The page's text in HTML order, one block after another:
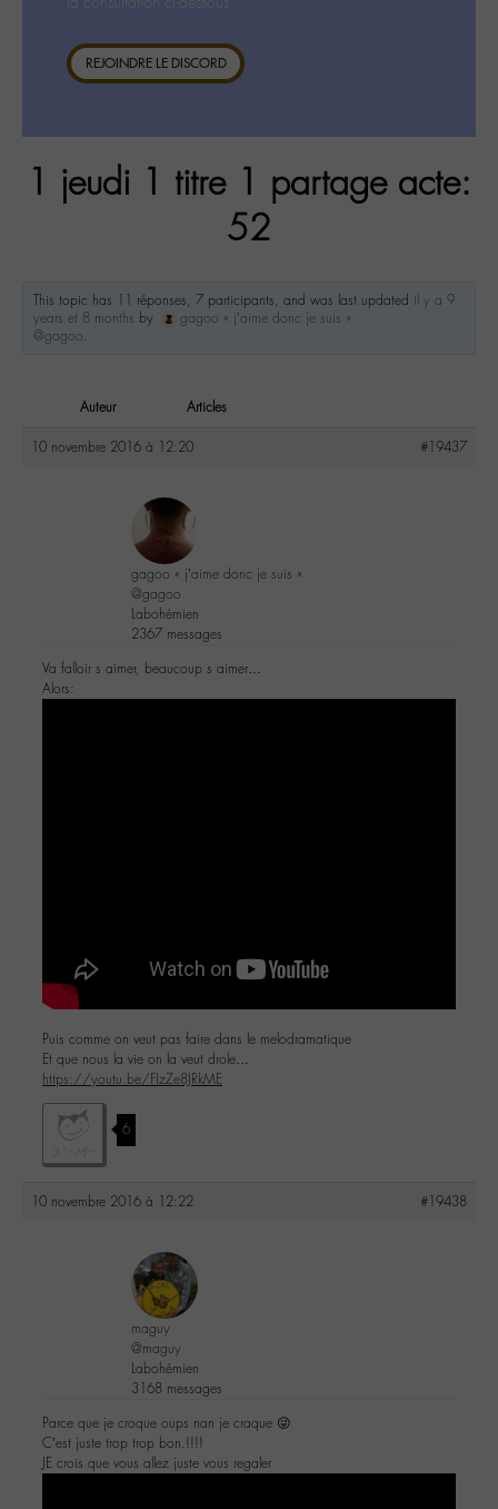
REJOINDRE LE DISCORD
1 jeudi 1 titre 1 partage acte:
52
This topic has 11 réponses, 7 participants, and was last updated il y a 9
years et 8 months by
gagoo « j’aime donc je suis »
@gagoo.
Auteur Articles
10 novembre 2016 à 12:20 #19437
gagoo « j’aime donc je suis »
@gagoo
Labohémien
2367 messages
Va falloir s aimer, beaucoup s aimer…
Alors:
Puis comme on veut pas faire dans le melodramatique
Et que nous la vie on la veut drole…
https://youtu.be/FIzZe8JRkME
6
10 novembre 2016 à 12:22 #19438
maguy
@maguy
Labohémien
3168 messages
Parce que je croque oups nan je craque 😜
C’est juste trop trop bon.!!!!
JE crois que vous allez juste vous regaler